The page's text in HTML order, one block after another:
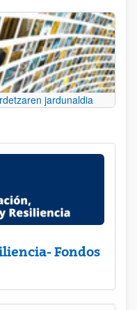
jardunaldia
Fondos